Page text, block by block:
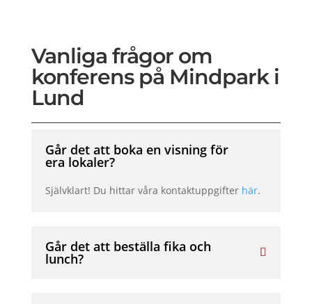
Vanliga frågor om
konferens på Mindpark i
Lund
Går det att boka en visning för
era lokaler?
Självklart! Du hittar våra kontaktuppgifter här.
Går det att beställa fika och
lunch?